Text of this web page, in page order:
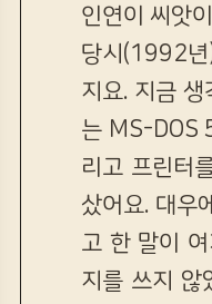
인연이 씨앗
당시(1992
지요. 지금
는 MS-DOS
리고 프린터
샀어요. 대우
고 한 말이
지를 쓰지 않